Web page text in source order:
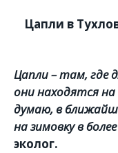
Цапли в
Цапли – там, где
они находятся
думаю, в
на зимовку в
эколог.